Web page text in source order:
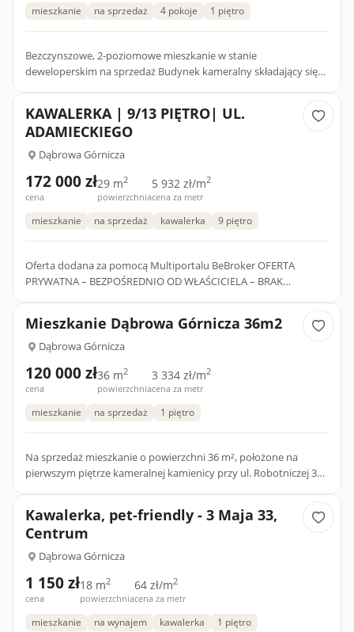
mieszkanie na sprzedaż 4 pokoje 1 piętro
Bezczynszowe, 2-poziomowe mieszkanie w stanie
deweloperskim na sprzedaż Budynek kameralny składający się
KAWALERKA | 9/13 PIĘTRO| UL.
ADAMIECKIEGO
Dąbrowa Górnicza
172 000 zł
cena
29 m2
powierzchnia
5 932 zł/m2
cena za metr
mieszkanie na sprzedaż kawalerka 9 piętro
Oferta dodana za pomocą Multiportalu BeBroker OFERTA
PRYWATNA – BEZPOŚREDNIO OD WŁAŚCICIELA – BRAK
Mieszkanie Dąbrowa Górnicza 36m2
Dąbrowa Górnicza
120 000 zł
cena
36 m2
powierzchnia
3 334 zł/m2
cena za metr
mieszkanie na sprzedaż 1 piętro
Na sprzedaż mieszkanie o powierzchni 36 m², położone na
pierwszym piętrze kameralnej kamienicy przy ul. Robotniczej 33B
Kawalerka, pet-friendly - 3 Maja 33,
Centrum
Dąbrowa Górnicza
1 150 zł
cena
18 m2
powierzchnia
64 zł/m2
cena za metr
mieszkanie na wynajem kawalerka 1 piętro